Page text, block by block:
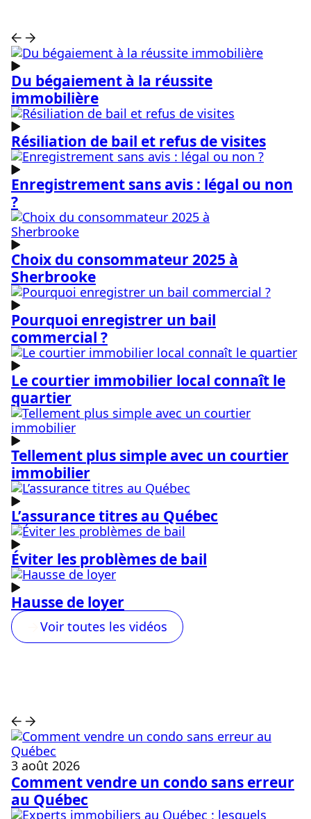
Du bégaiement à la réussite
immobilière
Résiliation de bail et refus de visites
Enregistrement sans avis : légal ou non
?
Choix du consommateur 2025 à
Sherbrooke
Pourquoi enregistrer un bail
commercial ?
Le courtier immobilier local connaît le
quartier
Tellement plus simple avec un courtier
immobilier
L’assurance titres au Québec
Éviter les problèmes de bail
Hausse de loyer
Voir toutes les vidéos
3 août 2026
Comment vendre un condo sans erreur
au Québec